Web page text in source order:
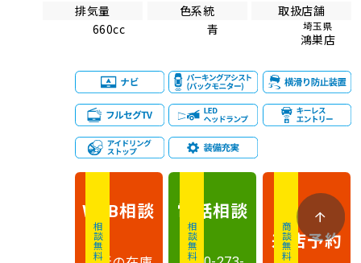
排気量
660cc
色系統
青
取扱店舗
埼玉県
鴻巣店
相談無料
WEB相談
相談無料
電話相談
商談無料
来店予約